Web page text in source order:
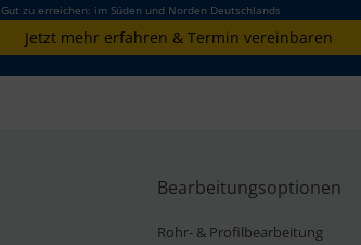
Gut zu erreichen: im Süden und Norden Deutschlands
Jetzt mehr erfahren & Termin vereinbaren
Bearbeitungsoptionen
Rohr- & Profilbearbeitung